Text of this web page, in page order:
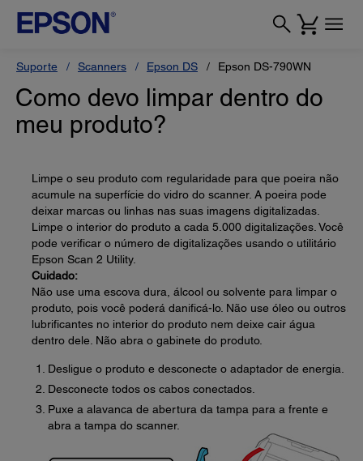
Suporte Scanners Epson DS Epson DS-790WN
Como devo limpar dentro do
meu produto?
Limpe o seu produto com regularidade para que poeira não
acumule na superfície do vidro do scanner. A poeira pode
deixar marcas ou linhas nas suas imagens digitalizadas.
Limpe o interior do produto a cada 5.000 digitalizações. Você
pode verificar o número de digitalizações usando o utilitário
Epson Scan 2 Utility.
Cuidado:
Não use uma escova dura, álcool ou solvente para limpar o
produto, pois você poderá danificá-lo. Não use óleo ou outros
lubrificantes no interior do produto nem deixe cair água
dentro dele. Não abra o gabinete do produto.
Desligue o produto e desconecte o adaptador de energia.
Desconecte todos os cabos conectados.
Puxe a alavanca de abertura da tampa para a frente e
abra a tampa do scanner.